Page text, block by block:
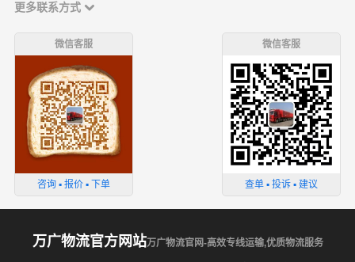
更多联系方式
微信客服
咨询 ▪ 报价 ▪ 下单
微信客服
查单 ▪ 投诉 ▪ 建议
万广物流官方网站万广物流官网-高效专线运输,优质物流服务